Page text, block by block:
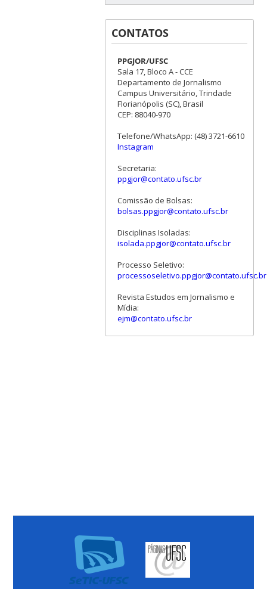
CONTATOS
PPGJOR/UFSC
Sala 17, Bloco A - CCE
Departamento de Jornalismo
Campus Universitário, Trindade
Florianópolis (SC), Brasil
CEP: 88040-970
Telefone/WhatsApp: (48) 3721-6610
Instagram
Secretaria:
ppgjor@contato.ufsc.br
Comissão de Bolsas:
bolsas.ppgjor@contato.ufsc.br
Disciplinas Isoladas:
isolada.ppgjor@contato.ufsc.br
Processo Seletivo:
processoseletivo.ppgjor@contato.ufsc.br
Revista Estudos em Jornalismo e
Mídia:
ejm@contato.ufsc.br